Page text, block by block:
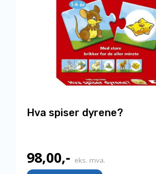
Hva spiser dyrene?
98,00,- eks. mva.